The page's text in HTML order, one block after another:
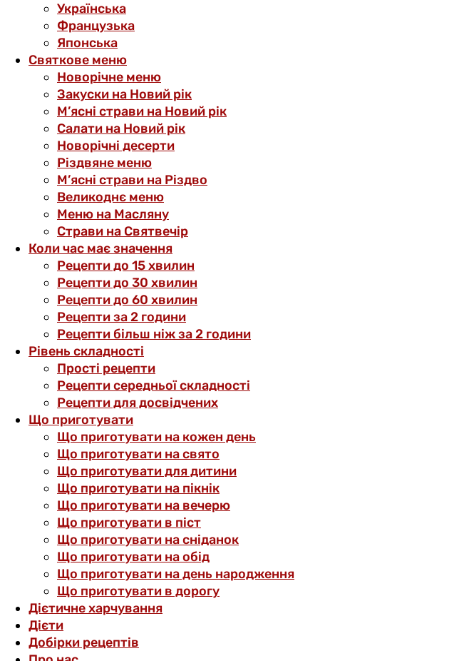
Українська
Французька
Японська
Святкове меню
Новорічне меню
Закуски на Новий рік
М’ясні страви на Новий рік
Салати на Новий рік
Новорічні десерти
Різдвяне меню
М’ясні страви на Різдво
Великоднє меню
Меню на Масляну
Страви на Святвечір
Коли час має значення
Рецепти до 15 хвилин
Рецепти до 30 хвилин
Рецепти до 60 хвилин
Рецепти за 2 години
Рецепти більш ніж за 2 години
Рівень складності
Прості рецепти
Рецепти середньої складності
Рецепти для досвідчених
Що приготувати
Що приготувати на кожен день
Що приготувати на свято
Що приготувати для дитини
Що приготувати на пікнік
Що приготувати на вечерю
Що приготувати в піст
Що приготувати на сніданок
Що приготувати на обід
Що приготувати на день народження
Що приготувати в дорогу
Дієтичне харчування
Дієти
Добірки рецептів